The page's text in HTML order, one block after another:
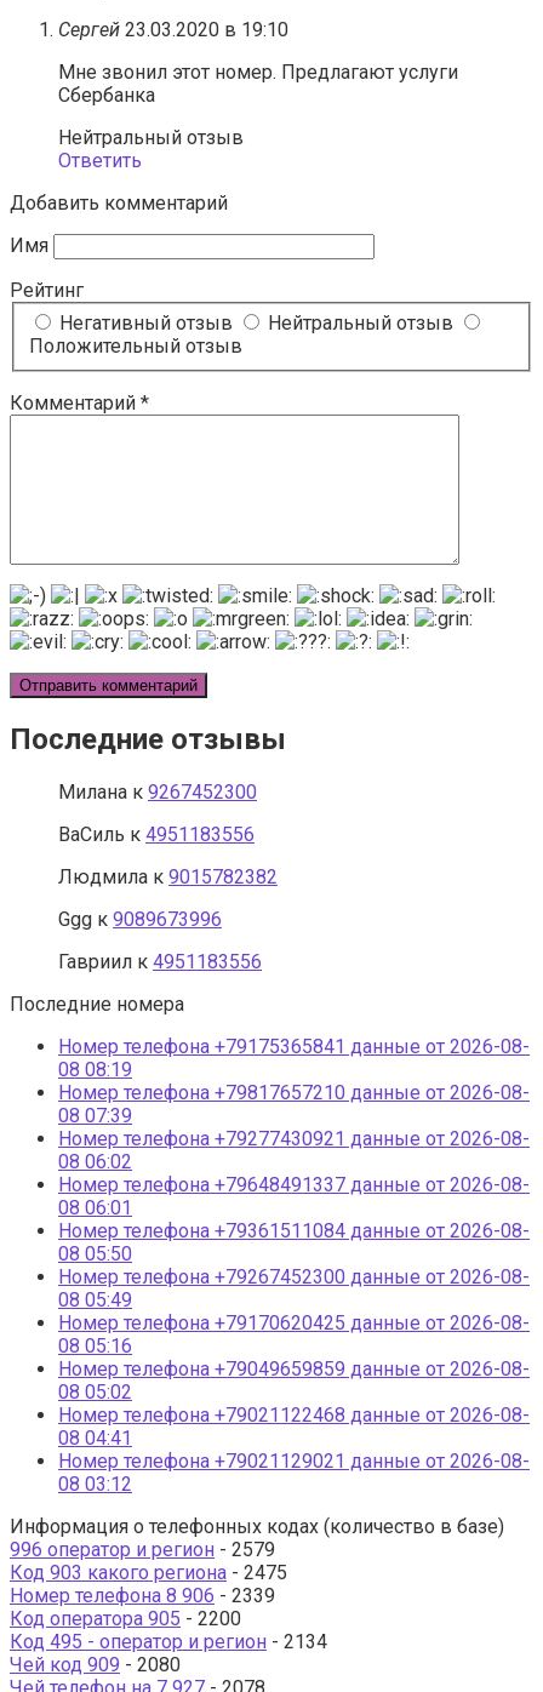
Сергей 23.03.2020 в 19:10
Мне звонил этот номер. Предлагают услуги
Сбербанкa
Нейтральный отзыв
Ответить
Добавить комментарий
Имя
Рейтинг
Негативный отзыв
Нейтральный отзыв
Положительный отзыв
Комментарий *
Последние отзывы
Милана к 9267452300
ВаСиль к 4951183556
Людмила к 9015782382
Ggg к 9089673996
Гавриил к 4951183556
Последние номера
Номер телефона +79175365841 данные от 2026-08-
08 08:19
Номер телефона +79817657210 данные от 2026-08-
08 07:39
Номер телефона +79277430921 данные от 2026-08-
08 06:02
Номер телефона +79648491337 данные от 2026-08-
08 06:01
Номер телефона +79361511084 данные от 2026-08-
08 05:50
Номер телефона +79267452300 данные от 2026-08-
08 05:49
Номер телефона +79170620425 данные от 2026-08-
08 05:16
Номер телефона +79049659859 данные от 2026-08-
08 05:02
Номер телефона +79021122468 данные от 2026-08-
08 04:41
Номер телефона +79021129021 данные от 2026-08-
08 03:12
Информация о телефонных кодах (количество в базе)
996 оператор и регион - 2579
Код 903 какого региона - 2475
Номер телефона 8 906 - 2339
Код оператора 905 - 2200
Код 495 - оператор и регион - 2134
Чей код 909 - 2080